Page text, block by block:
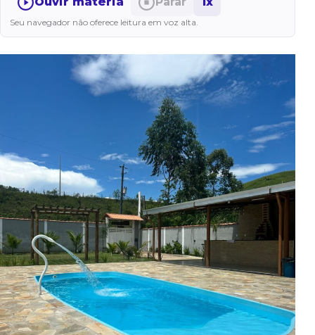
Seu navegador não oferece leitura em voz alta.